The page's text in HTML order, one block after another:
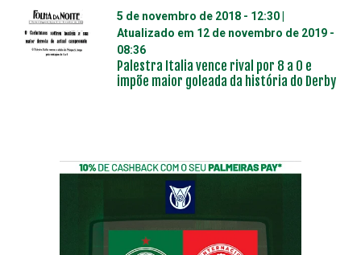
5 de novembro de 2018 - 12:30
Atualizado em 12 de novembro de 2019 -
08:36
Palestra Italia vence rival por 8 a 0 e
impõe maior goleada da história do Derby